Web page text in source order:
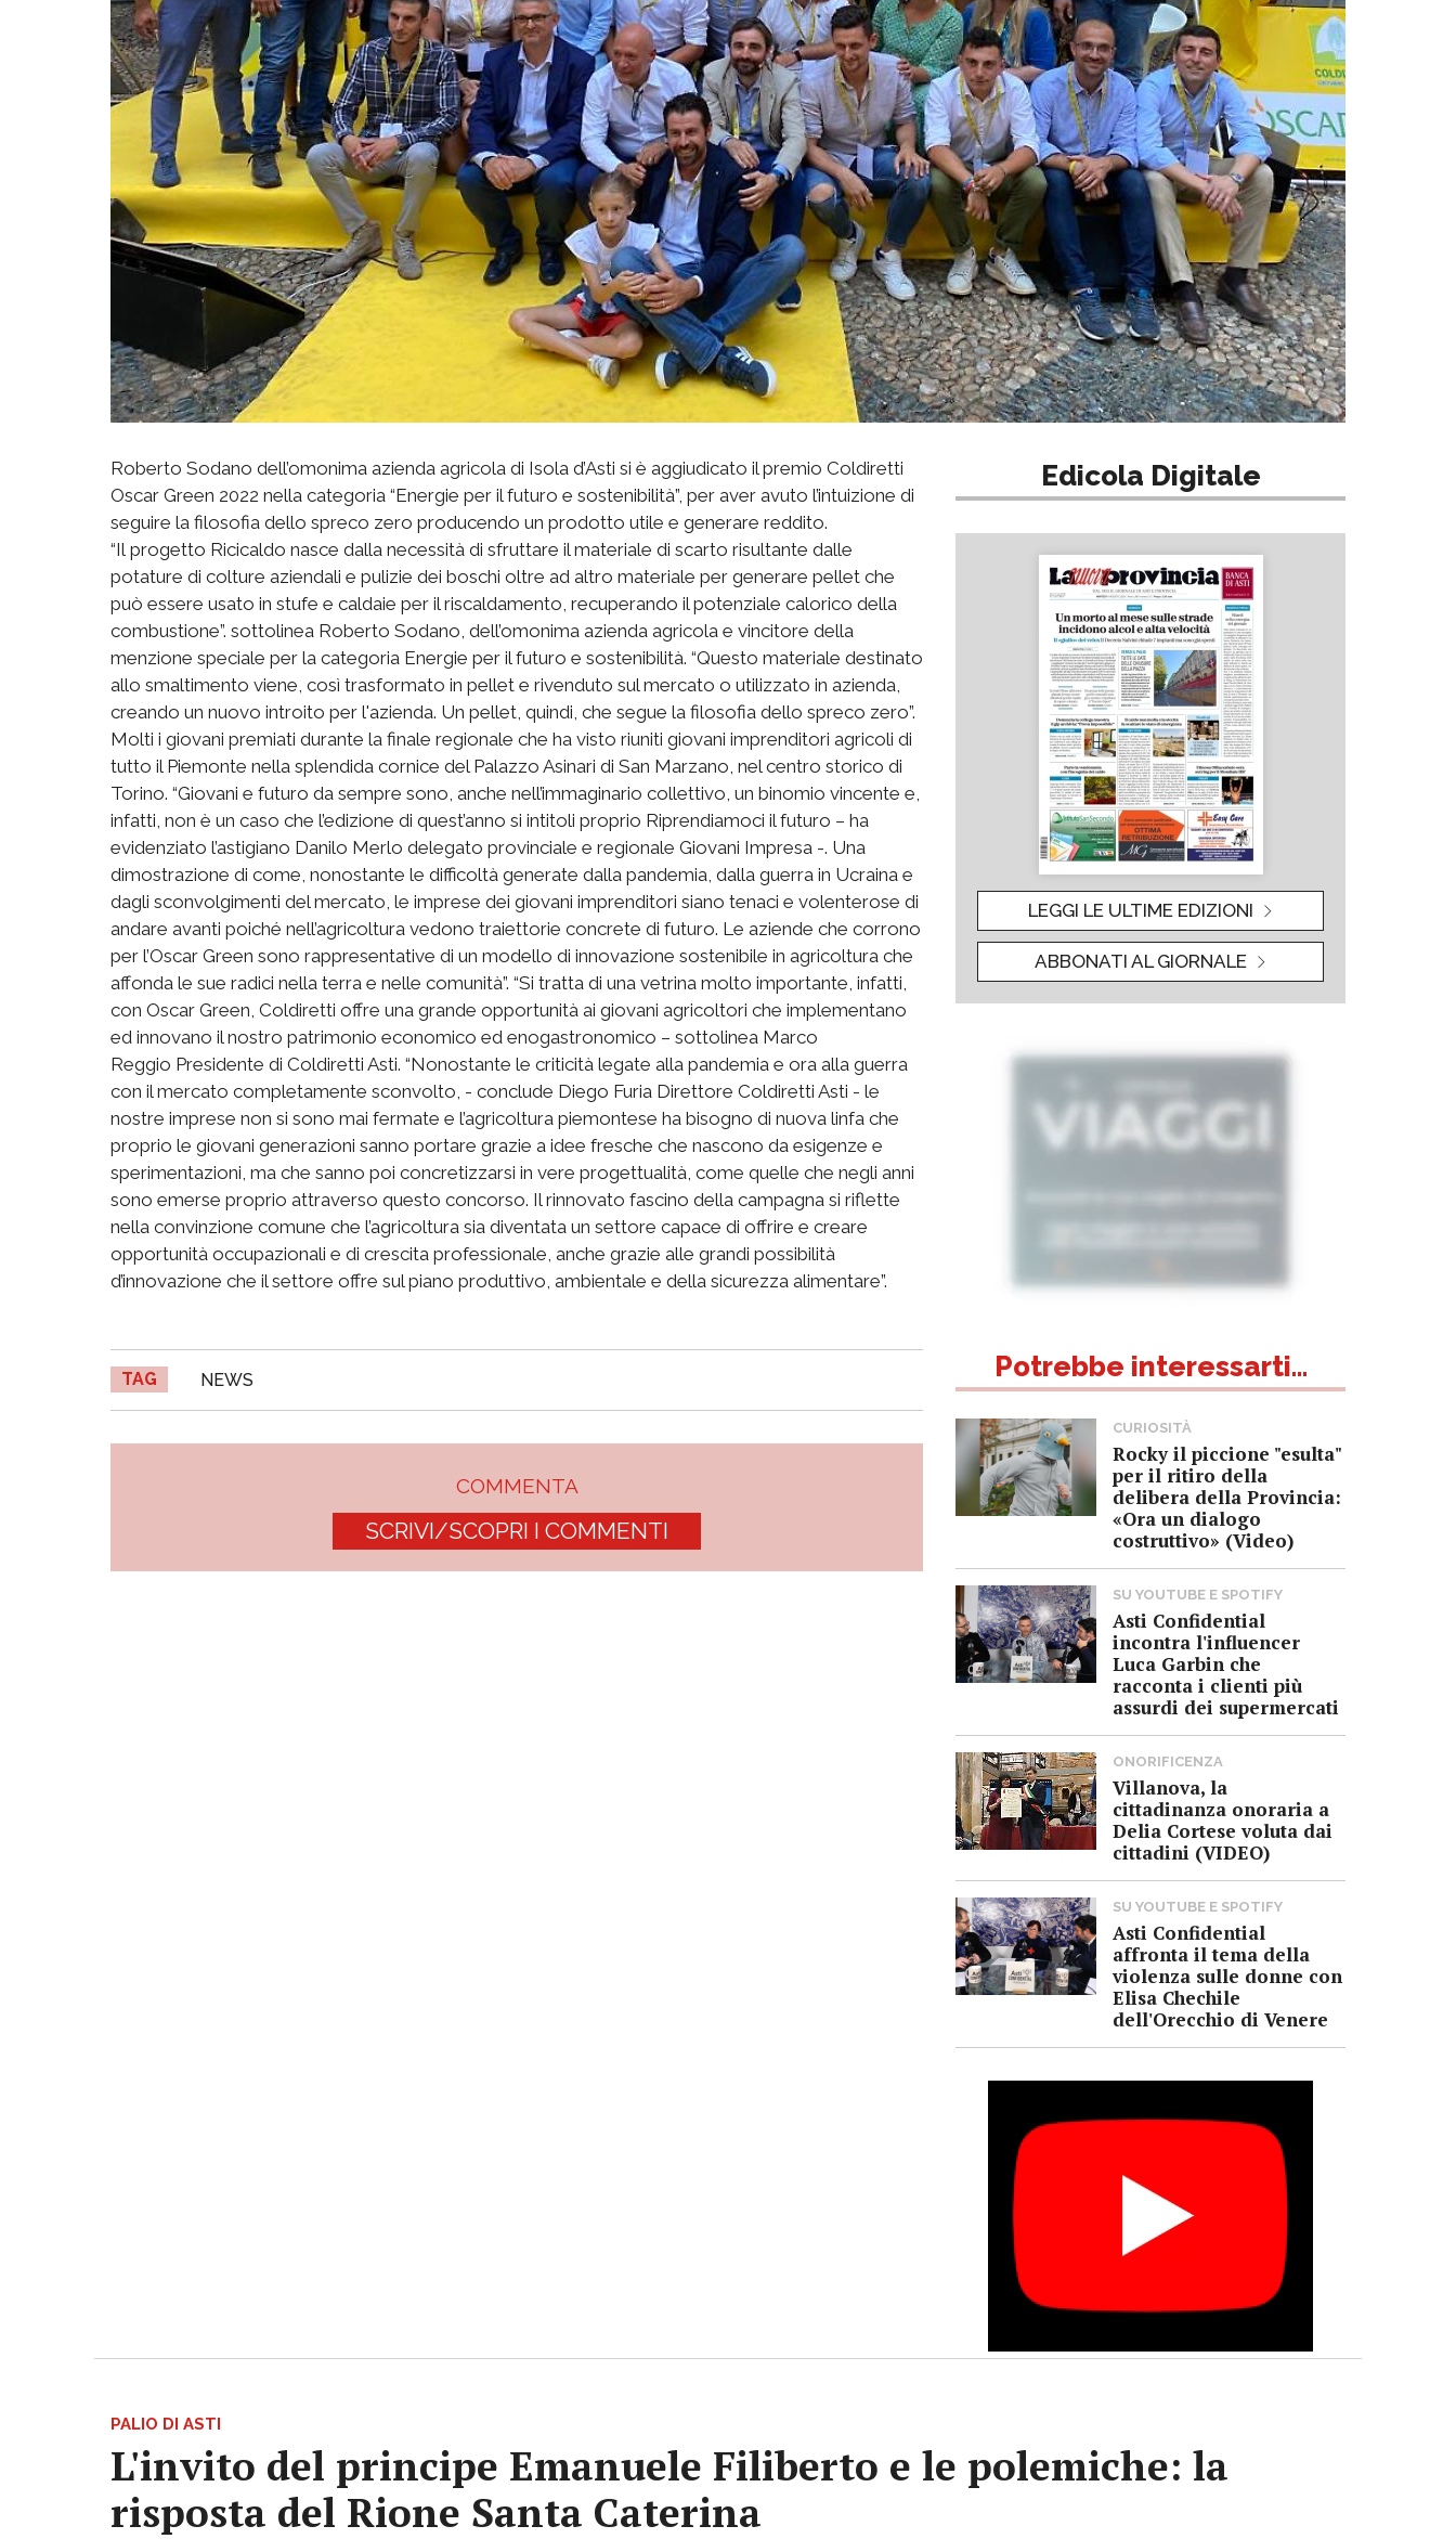
Roberto Sodano dell’omonima azienda agricola di Isola d’Asti si è aggiudicato il premio Coldiretti
Oscar Green 2022 nella categoria “Energie per il futuro e sostenibilità”, per aver avuto l’intuizione di
seguire la filosofia dello spreco zero producendo un prodotto utile e generare reddito.
“Il progetto ​​Ricicaldo nasce dalla necessità di sfruttare il materiale di scarto risultante dalle
potature di colture aziendali e pulizie dei boschi oltre ad altro materiale per generare pellet che
può essere usato in stufe e caldaie per il riscaldamento, recuperando il potenziale calorico della
combustione”. sottolinea Roberto Sodano, dell’omonima azienda agricola e vincitore della
menzione speciale per la categoria Energie per il futuro e sostenibilità. “Questo materiale destinato
allo smaltimento viene, così trasformato in pellet e rivenduto sul mercato o utilizzato in azienda,
creando un nuovo introito per l'azienda. Un pellet, quindi, che segue la filosofia dello spreco zero”.
Molti i giovani premiati durante la finale regionale che ha visto riuniti giovani imprenditori agricoli di
tutto il Piemonte nella splendida cornice del Palazzo Asinari di San Marzano, nel centro storico di
Torino. “Giovani e futuro da sempre sono, anche nell’immaginario collettivo, un binomio vincente e,
infatti, non è un caso che l’edizione di quest’anno si intitoli proprio Riprendiamoci il futuro – ha
evidenziato l’astigiano Danilo Merlo delegato provinciale e regionale Giovani Impresa -. Una
dimostrazione di come, nonostante le difficoltà generate dalla pandemia, dalla guerra in Ucraina e
dagli sconvolgimenti del mercato, le imprese dei giovani imprenditori siano tenaci e volenterose di
andare avanti poiché nell’agricoltura vedono traiettorie concrete di futuro. Le aziende che corrono
per l’Oscar Green sono rappresentative di un modello di innovazione sostenibile in agricoltura che
affonda le sue radici nella terra e nelle comunità”. “Si tratta di una vetrina molto importante, infatti,
con Oscar Green, Coldiretti offre una grande opportunità ai giovani agricoltori che implementano
ed innovano il nostro patrimonio economico ed enogastronomico – sottolinea Marco
Reggio Presidente di Coldiretti Asti. “Nonostante le criticità legate alla pandemia e ora alla guerra
con il mercato completamente sconvolto, - conclude Diego Furia Direttore Coldiretti Asti - le
nostre imprese non si sono mai fermate e l’agricoltura piemontese ha bisogno di nuova linfa che
proprio le giovani generazioni sanno portare grazie a idee fresche che nascono da esigenze e
sperimentazioni, ma che sanno poi concretizzarsi in vere progettualità, come quelle che negli anni
sono emerse proprio attraverso questo concorso. Il rinnovato fascino della campagna si riflette
nella convinzione comune che l’agricoltura sia diventata un settore capace di offrire e creare
opportunità occupazionali e di crescita professionale, anche grazie alle grandi possibilità
d’innovazione che il settore offre sul piano produttivo, ambientale e della sicurezza alimentare”. ​
TAG NEWS
COMMENTA
SCRIVI/SCOPRI I COMMENTI
Edicola Digitale
LEGGI LE ULTIME EDIZIONI
ABBONATI AL GIORNALE
Potrebbe interessarti...
CURIOSITÀ
Rocky il piccione "esulta"
per il ritiro della
delibera della Provincia:
«Ora un dialogo
costruttivo» (Video)
SU YOUTUBE E SPOTIFY
Asti Confidential
incontra l'influencer
Luca Garbin che
racconta i clienti più
assurdi dei supermercati
ONORIFICENZA
Villanova, la
cittadinanza onoraria a
Delia Cortese voluta dai
cittadini (VIDEO)
SU YOUTUBE E SPOTIFY
Asti Confidential
affronta il tema della
violenza sulle donne con
Elisa Chechile
dell'Orecchio di Venere
PALIO DI ASTI
L'invito del principe Emanuele Filiberto e le polemiche: la
risposta del Rione Santa Caterina